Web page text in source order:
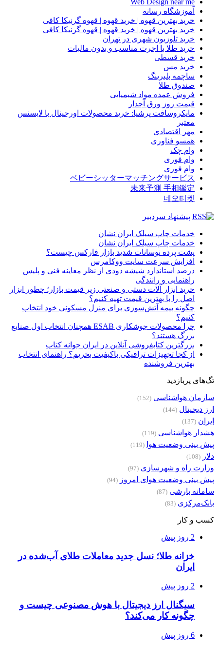
آموزشگاه رسانه
خرید بهترین قهوه | خرید قهوه | قهوه گرنیکا کافی
خرید بهترین قهوه | خرید قهوه | قهوه گرنیکا کافی
خرید تلوزیون شهری در تهران
خرید طلا با اجرت مناسب و بدون مالیات
خرید قسطی
خرید مس
ساچمه بلبرینگ
صندوق طلا
فروش عمده مواد شیمیایی
قیمت روز ورق آجدار
مایکروسافت پرشیا: خرید محصولات اورجینال با لایسنس
معتبر
مهر اقتصادی
همسو فناوری
وام چک
وام فوری
وام فوری
ベビーシッターマッチングサービス
未来予測 手相鑑定
네오티켓
پیشنهاد سردبیر
خدمات چاپ سیلک ایران نشان
خدمات چاپ سیلک ایران نشان
پشت پرده نوسانات شدید بازار فارکس چیست؟
افزایش سرعت سایت ووکامرس
درصد استاندارد شیشه دودی از نظر معاینه فنی و پلیس
راهنمایی و رانندگی
خرید ابزار آلات دستی و صنعتی زیر قیمت بازار؛ چطور ابزار
اصل را با بهترین قیمت تهیه کنیم؟
چگونه بیمه آتش‌سوزی برای منزل مسکونی خود انتخاب
کنیم؟
چرا محصولات جوشکاری ESAB همچنان انتخاب اول صنایع
بزرگ هستند؟
بزرگترین کتابفروشی آنلاین در ایران جوانه کتاب
از کجا تجهیزات ترافیکی باکیفیت بخریم؟ راهنمای انتخاب
بهترین فروشنده
تگ‌های پربازدید
سازمان هواشناسی (152)
ارز دیجیتال (144)
ایران (137)
هشدار هواشناسی (119)
پیش بینی وضعیت هوا (119)
دلار (108)
وزارت راه و شهرسازی (97)
پیش بینی وضعیت هوای امروز (94)
سامانه بارشی (87)
بانک‌مرکزی (83)
کسب و کار
2 روز پیش
خزانه طلا؛ نسل جدید معاملات طلای آب‌شده در
ایران
2 روز پیش
سیگنال ارز دیجیتال با هوش مصنوعی چیست و
چگونه کار می‌کند؟
6 روز پیش